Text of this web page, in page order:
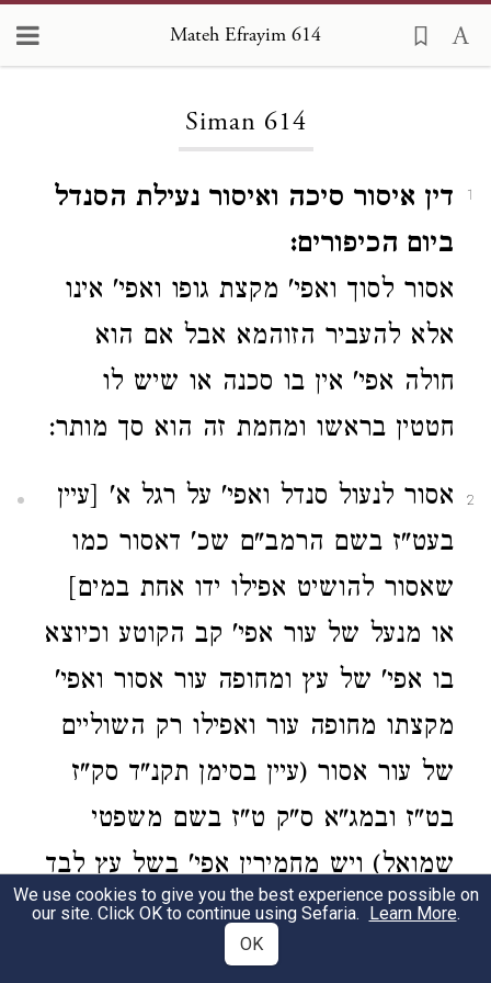
Mateh Efrayim 614
Siman 614
1
דין איסור סיכה ואיסור נעילת הסנדל
ביום הכיפורים:
אסור לסוך ואפי' מקצת גופו ואפי' אינו
אלא להעביר הזוהמא אבל אם הוא
חולה אפי' אין בו סכנה או שיש לו
חטטין בראשו ומחמת זה הוא סך מותר:
2
אסור לנעול סנדל ואפי' על רגל א' [עיין
בעט"ז בשם הרמב"ם שכ' דאסור כמו
שאסור להושיט אפילו ידו אחת במים]
או מנעל של עור אפי' קב הקוטע וכיוצא
בו אפי' של עץ ומחופה עור אסור ואפי'
מקצתו מחופה עור ואפילו רק השוליים
של עור אסור (עיין בסימן תקנ"ד סק"ז
בט"ז ובמג"א ס"ק ט"ז בשם משפטי
שמואל) ויש מחמירין אפי' בשל עץ לבד
אבל בשל גמי או של קש או של בגד או
של שאר מינים מותר לצאת בהם ומ"מ
We use cookies to give you the best experience possible on
our site. Click OK to continue using Sefaria. Learn More.
OK